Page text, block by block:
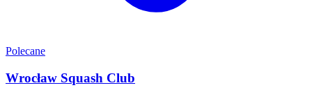
Polecane
Wrocław Squash Club